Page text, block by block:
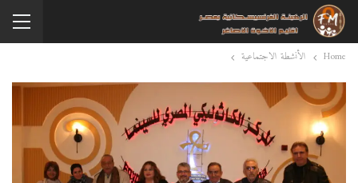
Home الأنشطة الاجتماعية